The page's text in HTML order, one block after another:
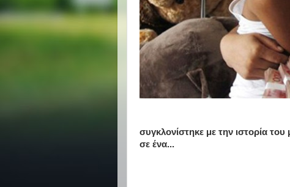
συγκλονίστηκε με την ιστορία
σε ένα...